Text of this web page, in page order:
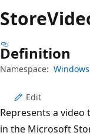
ッ
プ
Store
Definition
Namespace:
Edit
Represents a
in the Microsoft